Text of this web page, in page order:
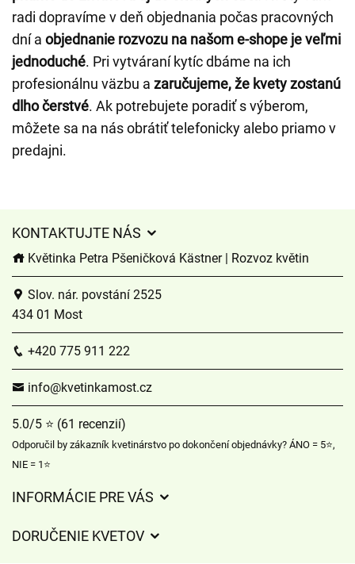
radi dopravíme v deň objednania počas pracovných
dní a objednanie rozvozu na našom e-shope je veľmi
jednoduché. Pri vytváraní kytíc dbáme na ich
profesionálnu väzbu a zaručujeme, že kvety zostanú
dlho čerstvé. Ak potrebujete poradiť s výberom,
môžete sa na nás obrátiť telefonicky alebo priamo v
predajni.
KONTAKTUJTE NÁS
Květinka Petra Pšeničková Kästner | Rozvoz květin
Slov. nár. povstání 2525
434 01 Most
+420 775 911 222
info@kvetinkamost.cz
5.0/5 ⭐ (61 recenzií)
Odporučil by zákazník kvetinárstvo po dokončení objednávky? ÁNO = 5⭐,
NIE = 1⭐
INFORMÁCIE PRE VÁS
DORUČENIE KVETOV